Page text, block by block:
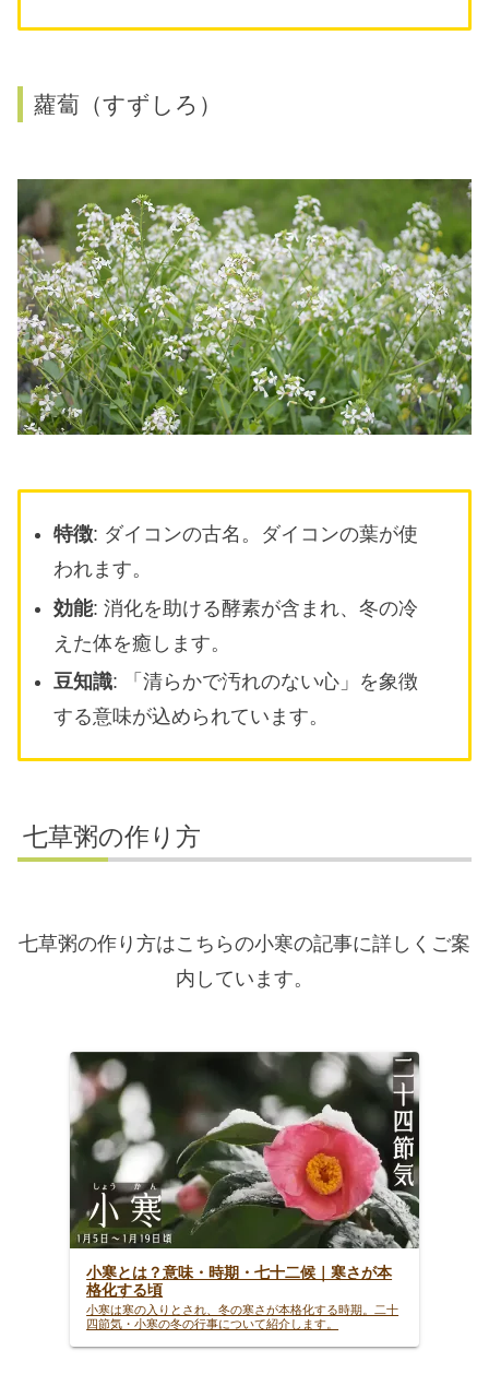
蘿蔔（すずしろ）
特徴: ダイコンの古名。ダイコンの葉が使
われます。
効能: 消化を助ける酵素が含まれ、冬の冷
えた体を癒します。
豆知識: 「清らかで汚れのない心」を象徴
する意味が込められています。
七草粥の作り方
七草粥の作り方はこちらの小寒の記事に詳しくご案
内しています。
小寒とは？意味・時期・七十二候｜寒さが本
格化する頃
小寒は寒の入りとされ、冬の寒さが本格化する時期。二十
四節気・小寒の冬の行事について紹介します。